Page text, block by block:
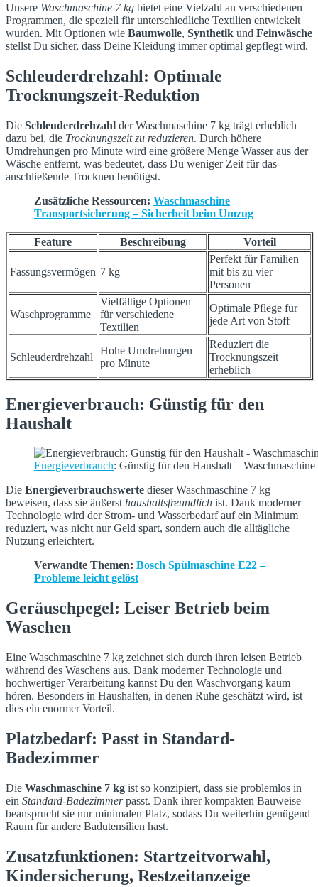
Unsere Waschmaschine 7 kg bietet eine Vielzahl an verschiedenen
Programmen, die speziell für unterschiedliche Textilien entwickelt
wurden. Mit Optionen wie Baumwolle, Synthetik und Feinwäsche
stellst Du sicher, dass Deine Kleidung immer optimal gepflegt wird.
Schleuderdrehzahl: Optimale
Trocknungszeit-Reduktion
Die Schleuderdrehzahl der Waschmaschine 7 kg trägt erheblich
dazu bei, die Trocknungszeit zu reduzieren. Durch höhere
Umdrehungen pro Minute wird eine größere Menge Wasser aus der
Wäsche entfernt, was bedeutet, dass Du weniger Zeit für das
anschließende Trocknen benötigst.
Zusätzliche Ressourcen: Waschmaschine
Transportsicherung – Sicherheit beim Umzug
Feature Beschreibung Vorteil
Fassungsvermögen 7 kg
Perfekt für Familien
mit bis zu vier
Personen
Waschprogramme
Vielfältige Optionen
für verschiedene
Textilien
Optimale Pflege für
jede Art von Stoff
Schleuderdrehzahl
Hohe Umdrehungen
pro Minute
Reduziert die
Trocknungszeit
erheblich
Energieverbrauch: Günstig für den
Haushalt
Energieverbrauch: Günstig für den Haushalt –
Die Energieverbrauchswerte dieser Waschmaschine 7 kg
beweisen, dass sie äußersthaushaltsfreundlich ist. Dank moderner
Technologie wird der Strom- und Wasserbedarf auf ein Minimum
reduziert, was nicht nur Geld spart, sondern auch die alltägliche
Nutzung erleichtert.
Verwandte Themen: Bosch Spülmaschine E22 –
Probleme leicht gelöst
Geräuschpegel: Leiser Betrieb beim
Waschen
Eine Waschmaschine 7 kg zeichnet sich durch ihren leisen Betrieb
während des Waschens aus. Dank moderner Technologie und
hochwertiger Verarbeitung kannst Du den Waschvorgang kaum
hören. Besonders in Haushalten, in denen Ruhe geschätzt wird, ist
dies ein enormer Vorteil.
Platzbedarf: Passt in Standard-
Badezimmer
Die Waschmaschine 7 kg ist so konzipiert, dass sie problemlos in
ein Standard-Badezimmerpasst. Dank ihrer kompakten Bauweise
beansprucht sie nur minimalen Platz, sodass Du weiterhin genügend
Raum für andere Badutensilien hast.
Zusatzfunktionen: Startzeitvorwahl,
Kindersicherung, Restzeitanzeige